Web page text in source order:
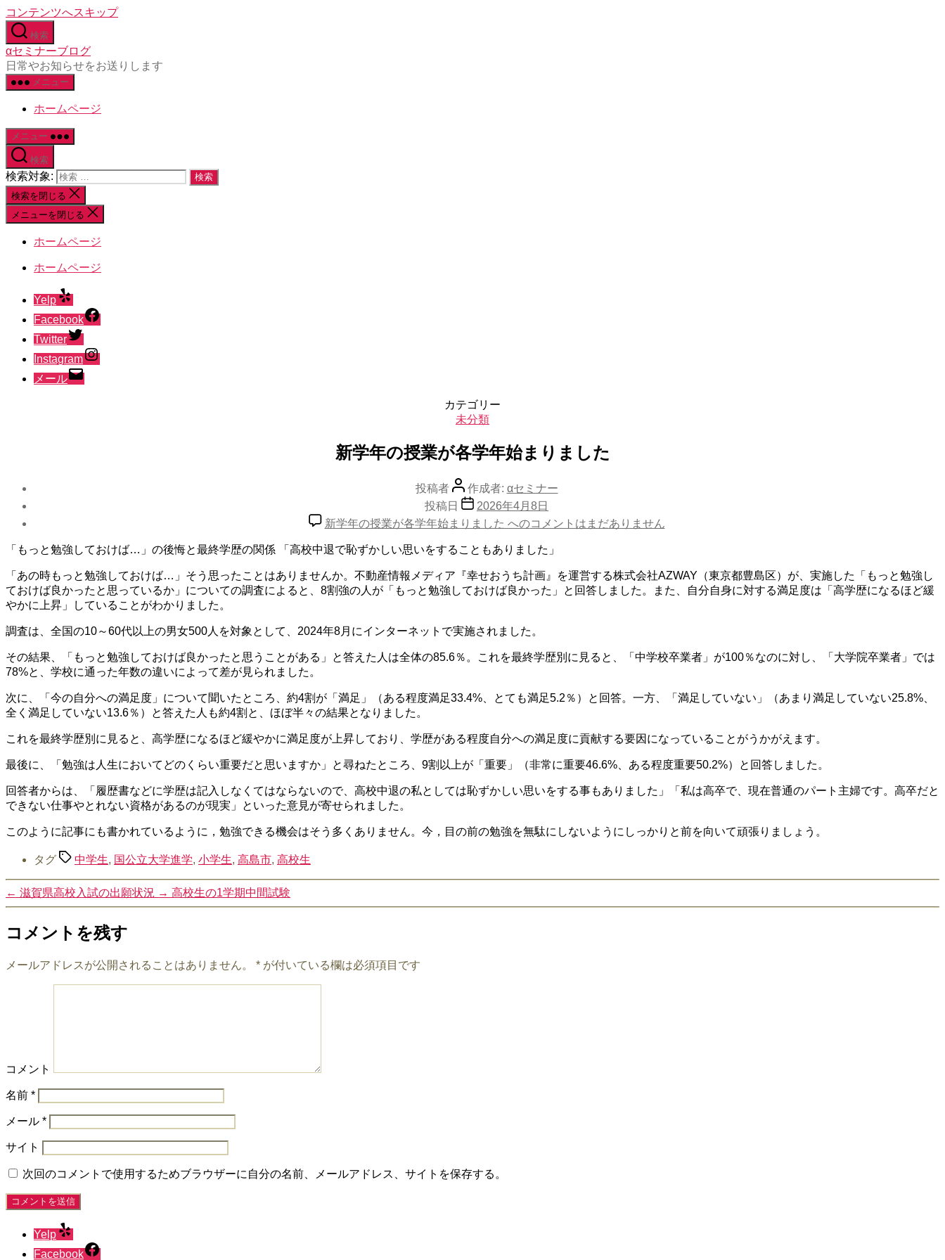
コンテンツへスキップ
検索
αセミナーブログ
日常やお知らせをお送りします
メニュー
ホームページ
メニュー
検索
検索対象:
検索を閉じる
メニューを閉じる
ホームページ
ホームページ
Yelp
Facebook
Twitter
Instagram
メール
カテゴリー
未分類
新学年の授業が各学年始まりました
投稿者 作成者: αセミナー
投稿日
2026年4月8日
新学年の授業が各学年始まりました へのコメントはまだありません
「もっと勉強しておけば…」の後悔と最終学歴の関係 「高校中退で恥ずかしい思いをすることもありました」
「あの時もっと勉強しておけば…」そう思ったことはありませんか。不動産情報メディア『幸せおうち計画』を運営する株式会社AZWAY（東京都豊島区）が、実施した「もっと勉強し
ておけば良かったと思っているか」についての調査によると、8割強の人が「もっと勉強しておけば良かった」と回答しました。また、自分自身に対する満足度は「高学歴になるほど緩
やかに上昇」していることがわかりました。
調査は、全国の10～60代以上の男女500人を対象として、2024年8月にインターネットで実施されました。
その結果、「もっと勉強しておけば良かったと思うことがある」と答えた人は全体の85.6％。これを最終学歴別に見ると、「中学校卒業者」が100％なのに対し、「大学院卒業者」では
78%と、学校に通った年数の違いによって差が見られました。
次に、「今の自分への満足度」について聞いたところ、約4割が「満足」（ある程度満足33.4%、とても満足5.2％）と回答。一方、「満足していない」（あまり満足していない25.8%、
全く満足していない13.6％）と答えた人も約4割と、ほぼ半々の結果となりました。
これを最終学歴別に見ると、高学歴になるほど緩やかに満足度が上昇しており、学歴がある程度自分への満足度に貢献する要因になっていることがうかがえます。
最後に、「勉強は人生においてどのくらい重要だと思いますか」と尋ねたところ、9割以上が「重要」（非常に重要46.6%、ある程度重要50.2%）と回答しました。
回答者からは、「履歴書などに学歴は記入しなくてはならないので、高校中退の私としては恥ずかしい思いをする事もありました」「私は高卒で、現在普通のパート主婦です。高卒だと
できない仕事やとれない資格があるのが現実」といった意見が寄せられました。
このように記事にも書かれているように，勉強できる機会はそう多くありません。今，目の前の勉強を無駄にしないようにしっかりと前を向いて頑張りましょう。
タグ 中学生, 国公立大学進学, 小学生, 高島市, 高校生
← 滋賀県高校入試の出願状況 → 高校生の1学期中間試験
コメントを残す
メールアドレスが公開されることはありません。 * が付いている欄は必須項目です
コメント
名前 *
メール *
サイト
次回のコメントで使用するためブラウザーに自分の名前、メールアドレス、サイトを保存する。
Yelp
Facebook